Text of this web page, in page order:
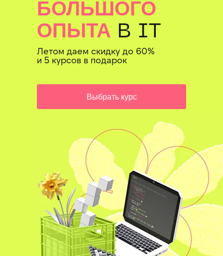
Летом даем скидку до 60%
и 5 курсов в подарок
БОЛЬШОГО
ОПЫТА В IT
Выбрать курс